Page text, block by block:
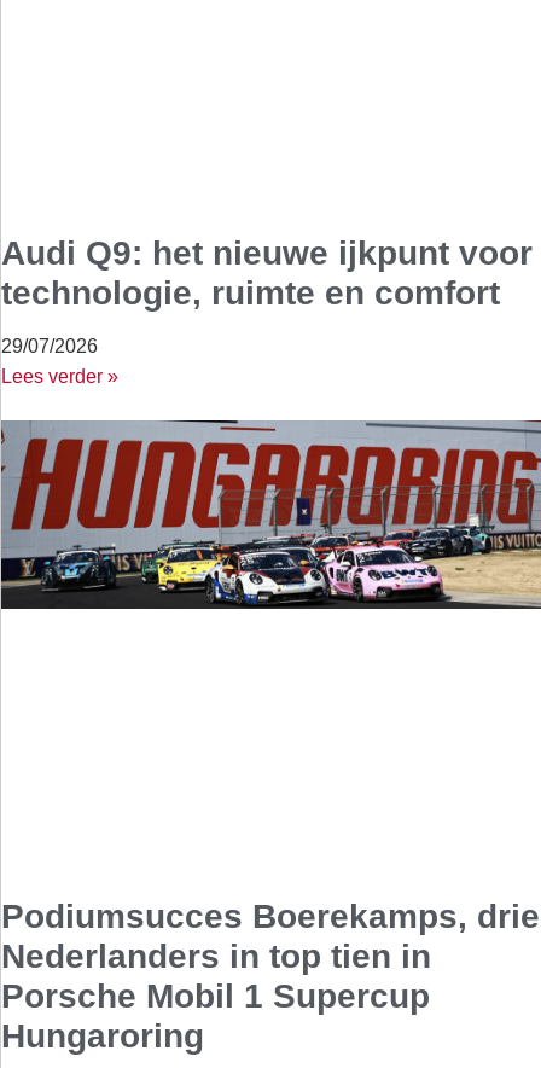
Audi Q9: het nieuwe ijkpunt voor
technologie, ruimte en comfort
29/07/2026
Lees verder »
Podiumsucces Boerekamps, drie
Nederlanders in top tien in
Porsche Mobil 1 Supercup
Hungaroring